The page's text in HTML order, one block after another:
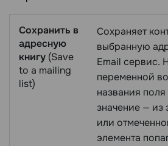
Сохранить в
адресную
книгу (Save
to a mailing
list)
Сохраняет
выбранную
Email сервис.
переменной
названия
значение — из
или
элемента